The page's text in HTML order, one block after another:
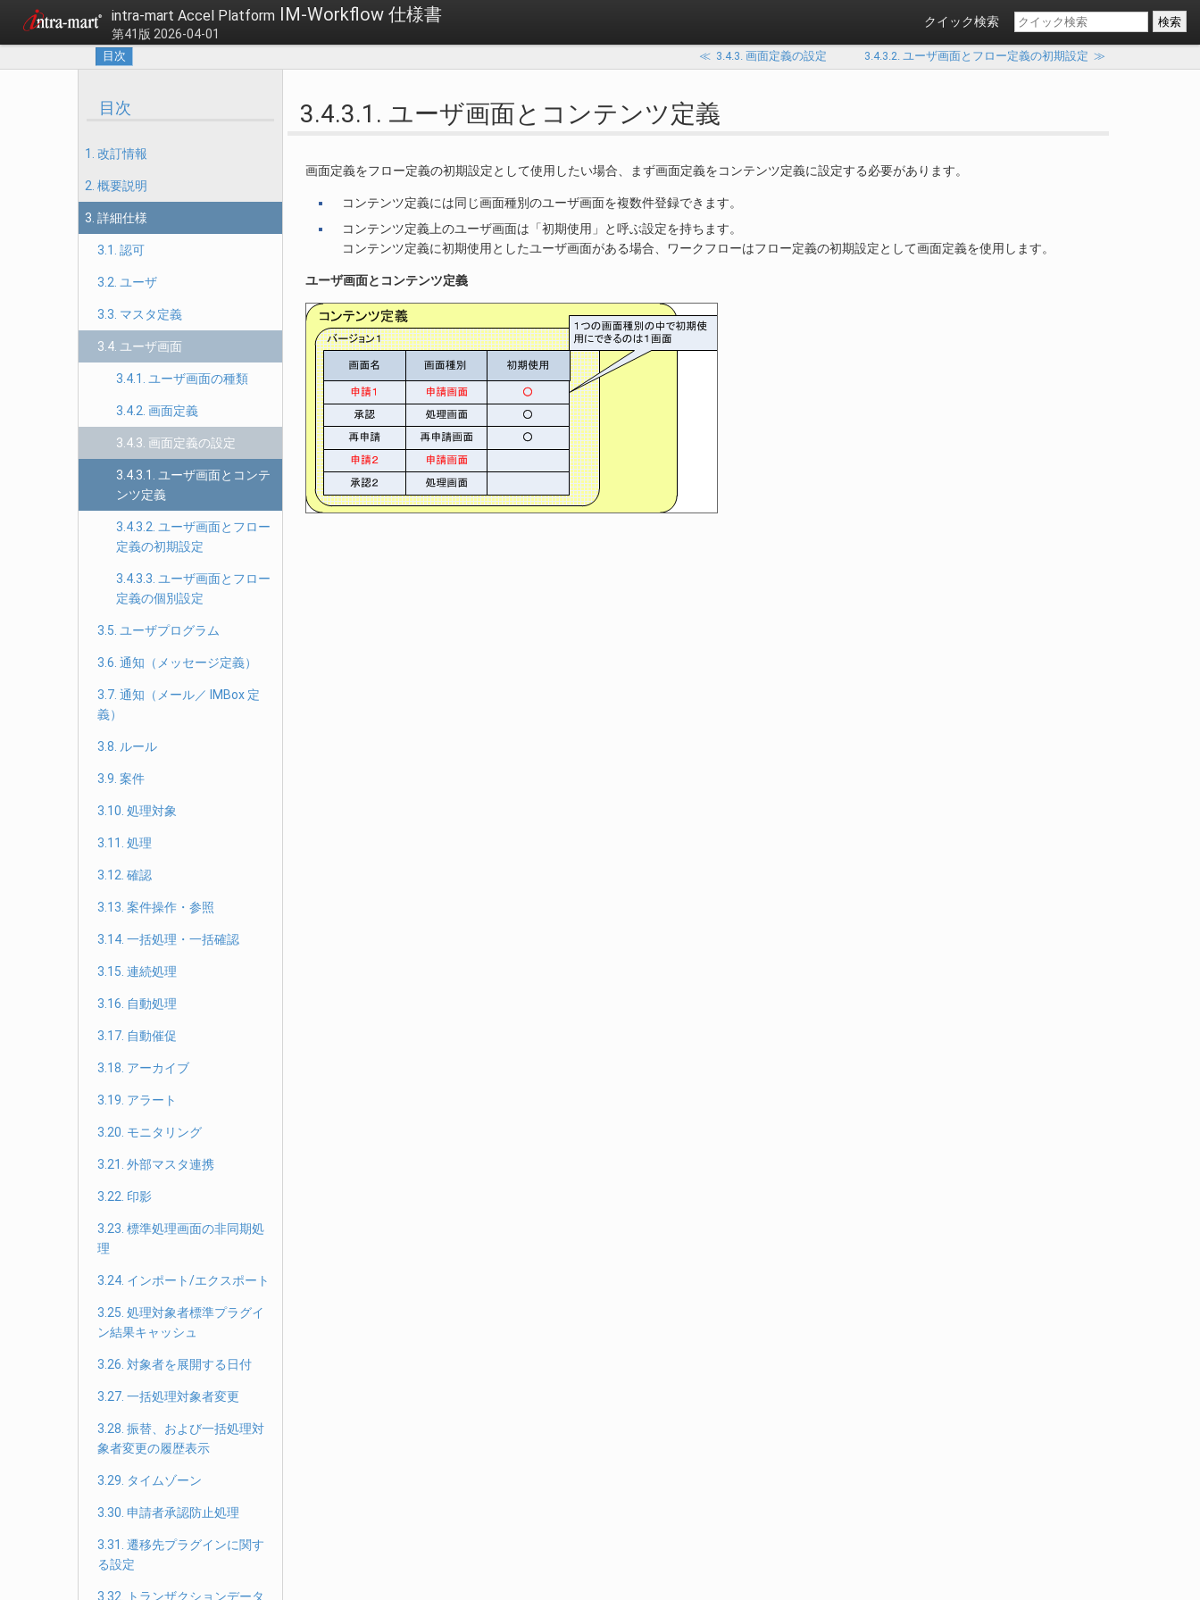
intra-mart Accel Platform IM-Workflow 仕様書
第41版 2026-04-01
クイック検索
目次 ≪ 3.4.3. 画面定義の設定 3.4.3.2. ユーザ画面とフロー定義の初期設定 ≫
目次
1. 改訂情報
2. 概要説明
3. 詳細仕様
3.1. 認可
3.2. ユーザ
3.3. マスタ定義
3.4. ユーザ画面
3.4.1. ユーザ画面の種類
3.4.2. 画面定義
3.4.3. 画面定義の設定
3.4.3.1. ユーザ画面とコンテ
ンツ定義
3.4.3.2. ユーザ画面とフロー
定義の初期設定
3.4.3.3. ユーザ画面とフロー
定義の個別設定
3.5. ユーザプログラム
3.6. 通知（メッセージ定義）
3.7. 通知（メール／ IMBox 定
義）
3.8. ルール
3.9. 案件
3.10. 処理対象
3.11. 処理
3.12. 確認
3.13. 案件操作・参照
3.14. 一括処理・一括確認
3.15. 連続処理
3.16. 自動処理
3.17. 自動催促
3.18. アーカイブ
3.19. アラート
3.20. モニタリング
3.21. 外部マスタ連携
3.22. 印影
3.23. 標準処理画面の非同期処
理
3.24. インポート/エクスポート
3.25. 処理対象者標準プラグイ
ン結果キャッシュ
3.26. 対象者を展開する日付
3.27. 一括処理対象者変更
3.28. 振替、および一括処理対
象者変更の履歴表示
3.29. タイムゾーン
3.30. 申請者承認防止処理
3.31. 遷移先プラグインに関す
る設定
3.32. トランザクションデータ
3.4.3.1. ユーザ画面とコンテンツ定義
画面定義をフロー定義の初期設定として使用したい場合、まず画面定義をコンテンツ定義に設定する必要があります。
コンテンツ定義には同じ画面種別のユーザ画面を複数件登録できます。
コンテンツ定義上のユーザ画面は「初期使用」と呼ぶ設定を持ちます。
コンテンツ定義に初期使用としたユーザ画面がある場合、ワークフローはフロー定義の初期設定として画面定義を使用します。
ユーザ画面とコンテンツ定義